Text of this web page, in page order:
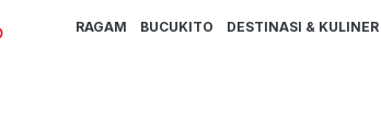
RAGAM BUCUKITO DESTINASI & KULINER